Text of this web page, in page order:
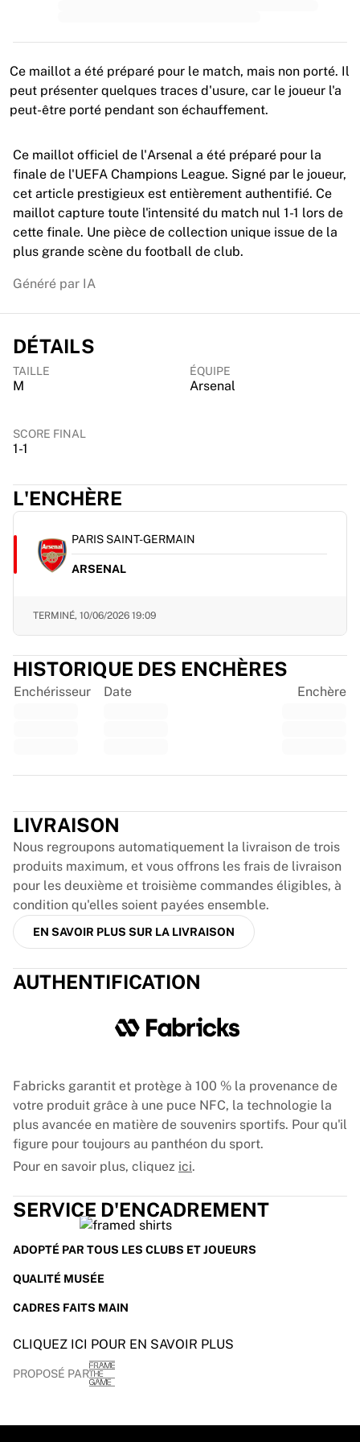
Football féminin aux États-Unis
NWSL
OL Lyonnes
Paris Saint-Germain féminines
Parcourir par pays
Basket-ball
Temps forts
Charlotte Hornets
Chicago Bulls
LA Clippers
Virtus Bologna
Voir tout le basket-ball
Charlotte Hornets
Chicago Bulls
Portland Trail Blazers
Voir toute la NBA
Meilleures équipes européennes
Fenerbahçe Basket-ball
Slovénie
Guerri Napoli
Autres sports
Soudal Quick Step
Netcompany INEOS
EF Education
Team Jayco AlUla
Voir tout le cyclisme
Bath Rugby
Harlequins
Voir tout le rugby
Cricket
England Cricket
Delhi Capitals
West Indies
Cricket Ireland
Voir tout le cricket
Hockey sur glace
Aalborg Pirates
Glory Kickboxing
Team Liquid
Fonctionnement
Encardez votre maillot
Authentification du maillot
Ce maillot a été préparé pour le match, mais non porté. Il
peut présenter quelques traces d'usure, car le joueur l'a
peut-être porté pendant son échauffement.
Ce maillot officiel de l'Arsenal a été préparé pour la
finale de l'UEFA Champions League. Signé par le joueur,
cet article prestigieux est entièrement authentifié. Ce
maillot capture toute l'intensité du match nul 1-1 lors de
cette finale. Une pièce de collection unique issue de la
plus grande scène du football de club.
Généré par IA
DÉTAILS
TAILLE
M
ÉQUIPE
Arsenal
SCORE FINAL
1-1
L'ENCHÈRE
PARIS SAINT-GERMAIN
ARSENAL
TERMINÉ, 10/06/2026 19:09
HISTORIQUE DES ENCHÈRES
Enchérisseur Date Enchère
LIVRAISON
Nous regroupons automatiquement la livraison de trois
produits maximum, et vous offrons les frais de livraison
pour les deuxième et troisième commandes éligibles, à
condition qu'elles soient payées ensemble.
EN SAVOIR PLUS SUR LA LIVRAISON
AUTHENTIFICATION
Fabricks garantit et protège à 100 % la provenance de
votre produit grâce à une puce NFC, la technologie la
plus avancée en matière de souvenirs sportifs. Pour qu'il
figure pour toujours au panthéon du sport.
Pour en savoir plus, cliquez ici.
SERVICE D'ENCADREMENT
ADOPTÉ PAR TOUS LES CLUBS ET JOUEURS
QUALITÉ MUSÉE
CADRES FAITS MAIN
CLIQUEZ ICI POUR EN SAVOIR PLUS
PROPOSÉ PAR